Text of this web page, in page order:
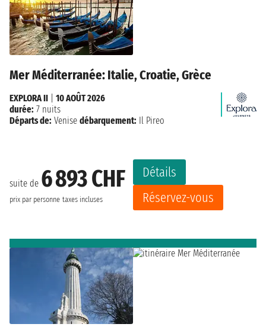
Mer Méditerranée: Italie, Croatie, Grèce
suite de 6 893 CHF
prix par personne taxes incluses
Détails
Réservez-vous
EXPLORA II
10 AOÛT 2026
durée: 7 nuits
Départs de: Venise débarquement: Il Pireo